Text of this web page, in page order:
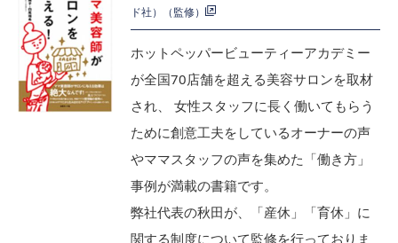
ド社）（監修）
ホットペッパービューティーアカデミー
が全国70店舗を超える美容サロンを取材
され、 女性スタッフに長く働いてもらう
ために創意工夫をしているオーナーの声
やママスタッフの声を集めた「働き方」
事例が満載の書籍です。
弊社代表の秋田が、「産休」「育休」に
関する制度について監修を行っておりま